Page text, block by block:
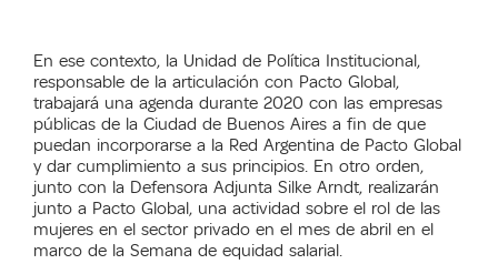
En ese contexto, la Unidad de Política Institucional,
responsable de la articulación con Pacto Global,
trabajará una agenda durante 2020 con las empresas
públicas de la Ciudad de Buenos Aires a fin de que
puedan incorporarse a la Red Argentina de Pacto Global
y dar cumplimiento a sus principios. En otro orden,
junto con la Defensora Adjunta Silke Arndt, realizarán
junto a Pacto Global, una actividad sobre el rol de las
mujeres en el sector privado en el mes de abril en el
marco de la Semana de equidad salarial.